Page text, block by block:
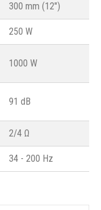
300 mm (12")
250 W
1000 W
91 dB
2/4 Ω
34 - 200 Hz